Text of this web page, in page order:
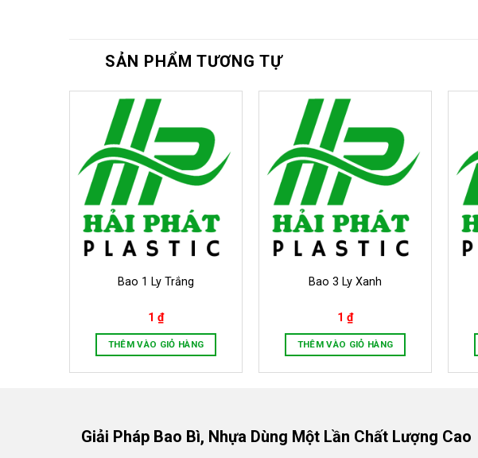
SẢN PHẨM TƯƠNG TỰ
Bao 1 Ly Trắng
1 ₫
THÊM VÀO GIỎ HÀNG
Bao 3 Ly Xanh
1 ₫
THÊM VÀO GIỎ HÀNG
Giải Pháp Bao Bì, Nhựa Dùng Một Lần Chất Lượng Cao